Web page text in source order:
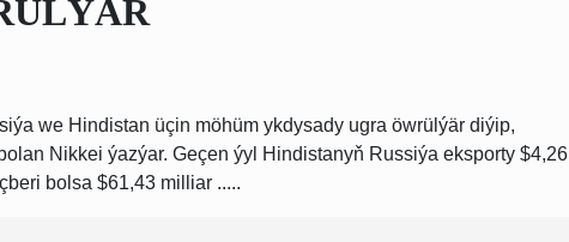
we Hindistan üçin möhüm ykdysady ugra öwrülýär diýip,
Nikkei ýazýar. Geçen ýyl Hindistanyň Russiýa eksporty $4,26
bolsa $61,43 milliar .....